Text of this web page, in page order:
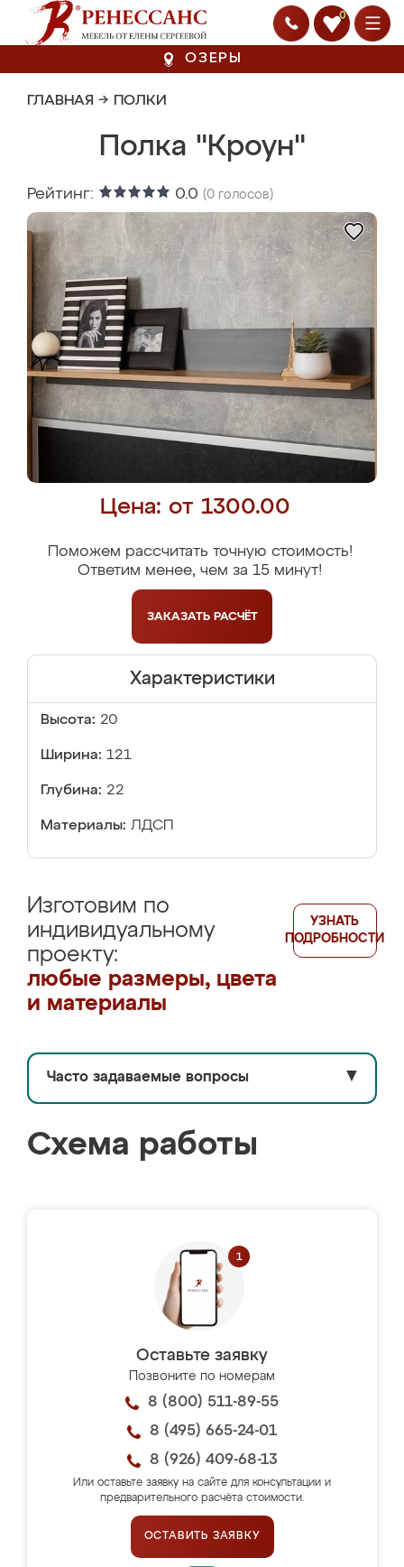
0
ОЗЕРЫ
ГЛАВНАЯ → ПОЛКИ
Полка "Кроун"
Рейтинг: 0.0 (0 голосов)
Цена: от 1300.00
Поможем рассчитать точную стоимость!
Ответим менее, чем за 15 минут!
ЗАКАЗАТЬ РАСЧЁТ
Характеристики
Высота: 20
Ширина: 121
Глубина: 22
Материалы: ЛДСП
Изготовим по
индивидуальному
проекту:
любые размеры, цвета
и материалы
УЗНАТЬ
ПОДРОБНОСТИ
Часто задаваемые вопросы ▼
Схема работы
Оставьте заявку
Позвоните по номерам
8 (800) 511-89-55
8 (495) 665-24-01
8 (926) 409-68-13
Или оставьте заявку на сайте для консультации и
предварительного расчёта стоимости.
ОСТАВИТЬ ЗАЯВКУ